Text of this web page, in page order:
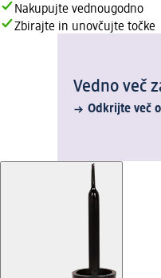
Nakupujte vednougodno
Zbirajte in unovčujte točke
Vedno več
Odkrijte več